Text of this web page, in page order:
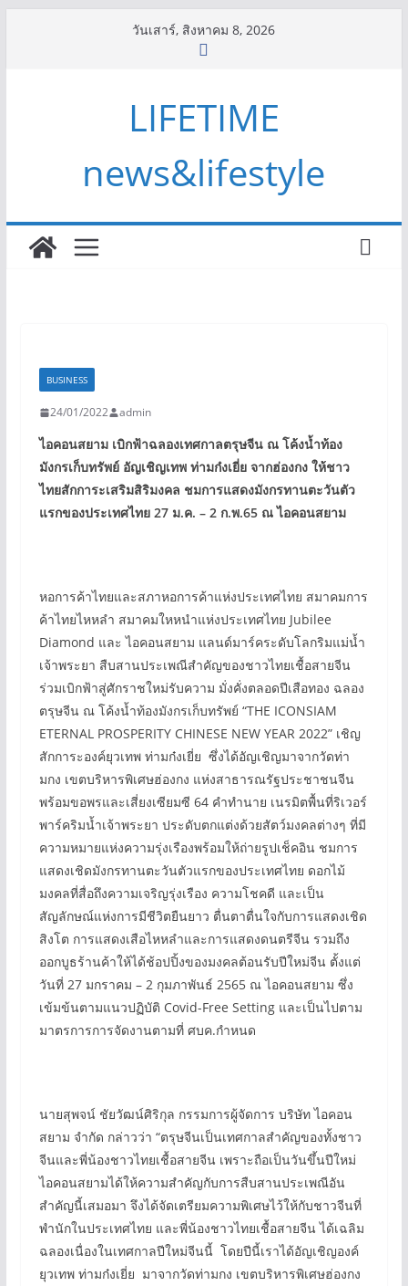
วันเสาร์, สิงหาคม 8, 2026
LIFETIME
news&lifestyle
BUSINESS
24/01/2022 admin
ไอคอนสยาม เบิกฟ้าฉลองเทศกาลตรุษจีน ณ โค้งน้ำท้อง
มังกรเก็บทรัพย์ อัญเชิญเทพ ท่ามก๋งเยี่ย จากฮ่องกง ให้ชาว
ไทยสักการะเสริมสิริมงคล ชมการแสดงมังกรทานตะวันตัว
แรกของประเทศไทย 27 ม.ค. – 2 ก.พ.65 ณ ไอคอนสยาม
หอการค้าไทยและสภาหอการค้าแห่งประเทศไทย สมาคมการ
ค้าไทยไหหลำ สมาคมใหหนำแห่งประเทศไทย Jubilee
Diamond และ ไอคอนสยาม แลนด์มาร์คระดับโลกริมแม่น้ำ
เจ้าพระยา สืบสานประเพณีสำคัญของชาวไทยเชื้อสายจีน
ร่วมเบิกฟ้าสู่ศักราชใหม่รับความ มั่งคั่งตลอดปีเสือทอง ฉลอง
ตรุษจีน ณ โค้งน้ำท้องมังกรเก็บทรัพย์ “THE ICONSIAM
ETERNAL PROSPERITY CHINESE NEW YEAR 2022” เชิญ
สักการะองค์ยุวเทพ ท่ามก๋งเยี่ย ซึ่งได้อัญเชิญมาจากวัดท่า
มกง เขตบริหารพิเศษฮ่องกง แห่งสาธารณรัฐประชาชนจีน
พร้อมขอพรและเสี่ยงเซียมซี 64 คำทำนาย เนรมิตพื้นที่ริเวอร์
พาร์คริมน้ำเจ้าพระยา ประดับตกแต่งด้วยสัตว์มงคลต่างๆ ที่มี
ความหมายแห่งความรุ่งเรืองพร้อมให้ถ่ายรูปเช็คอิน ชมการ
แสดงเชิดมังกรทานตะวันตัวแรกของประเทศไทย ดอกไม้
มงคลที่สื่อถึงความเจริญรุ่งเรือง ความโชคดี และเป็น
สัญลักษณ์แห่งการมีชีวิตยืนยาว ตื่นตาตื่นใจกับการแสดงเชิด
สิงโต การแสดงเสือไหหลำและการแสดงดนตรีจีน รวมถึง
ออกบูธร้านค้าให้ได้ช้อปปิ้งของมงคลต้อนรับปีใหม่จีน ตั้งแต่
วันที่ 27 มกราคม – 2 กุมภาพันธ์ 2565 ณ ไอคอนสยาม ซึ่ง
เข้มข้นตามแนวปฏิบัติ Covid-Free Setting และเป็นไปตาม
มาตรการการจัดงานตามที่ ศบค.กำหนด
นายสุพจน์ ชัยวัฒน์ศิริกุล กรรมการผู้จัดการ บริษัท ไอคอน
สยาม จำกัด กล่าวว่า “ตรุษจีนเป็นเทศกาลสำคัญของทั้งชาว
จีนและพี่น้องชาวไทยเชื้อสายจีน เพราะถือเป็นวันขึ้นปีใหม่
ไอคอนสยามได้ให้ความสำคัญกับการสืบสานประเพณีอัน
สำคัญนี้เสมอมา จึงได้จัดเตรียมความพิเศษไว้ให้กับชาวจีนที่
พำนักในประเทศไทย และพี่น้องชาวไทยเชื้อสายจีน ได้เฉลิม
ฉลองเนื่องในเทศกาลปีใหม่จีนนี้ โดยปีนี้เราได้อัญเชิญองค์
ยุวเทพ ท่ามก๋งเยี่ย มาจากวัดท่ามกง เขตบริหารพิเศษฮ่องกง